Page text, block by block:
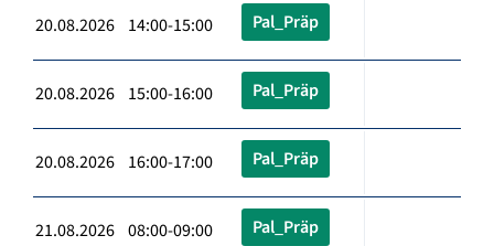
20.08.2026 14:00-15:00 Pal_Präp
20.08.2026 15:00-16:00 Pal_Präp
20.08.2026 16:00-17:00 Pal_Präp
21.08.2026 08:00-09:00 Pal_Präp